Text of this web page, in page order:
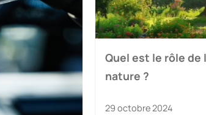
Quel est le rôle de
nature ?
29 octobre 2024